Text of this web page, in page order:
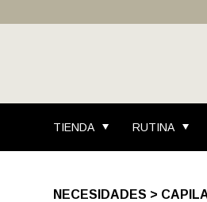
TIENDA RUTINA
NECESIDADES >